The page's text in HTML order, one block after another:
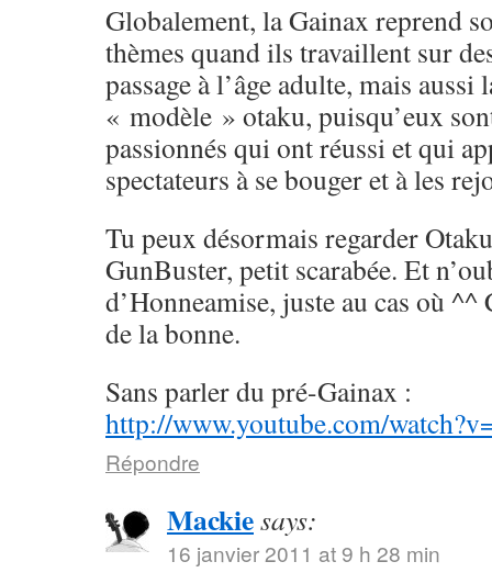
Globalement, la Gainax reprend
thèmes quand ils travaillent sur
passage à l’âge adulte, mais
« modèle » otaku, puisqu’eux
passionnés qui ont réussi et qui
spectateurs à se bouger et à les
Tu peux désormais regarder
GunBuster, petit scarabée. Et
d’Honneamise, juste au cas où ^^
de la bonne.
Sans parler du pré-Gainax :
http://www.youtube.com/
Répondre
Mackiesays:
16 janvier 2011 at 9 h 28 min